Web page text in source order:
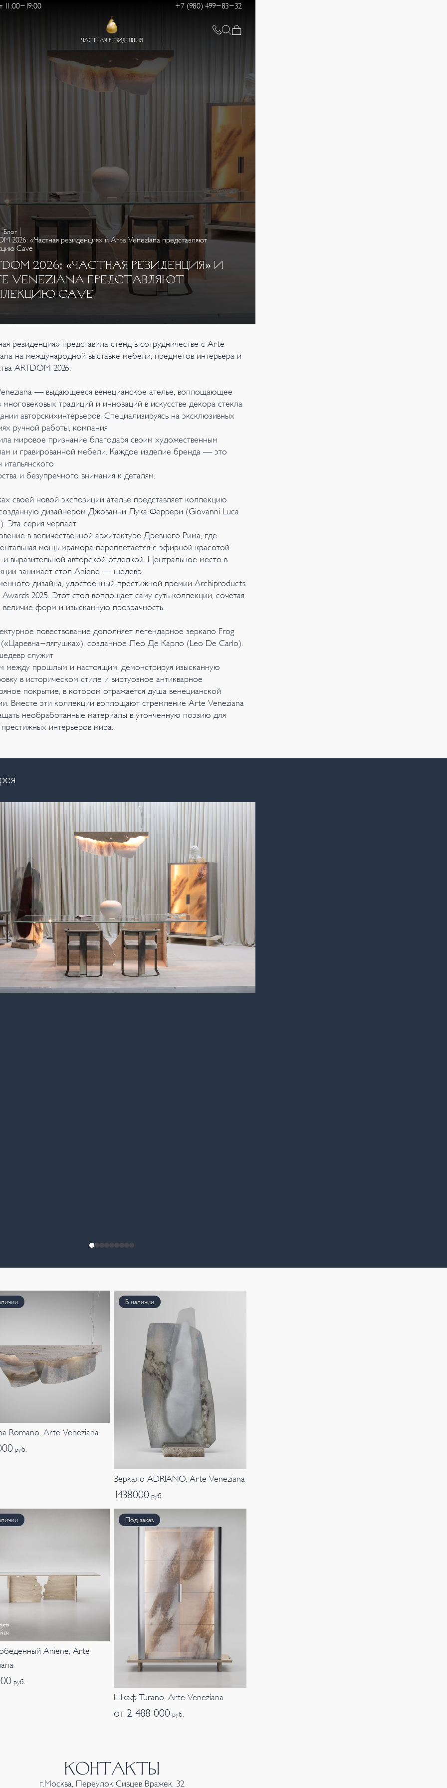
11:00-19:00 +7 (980) 499-83-32
Блог
2026: «Частная резиденция» и Arte Veneziana представляют
Cave
2026: «ЧАСТНАЯ РЕЗИДЕНЦИЯ» И
VENEZIANA ПРЕДСТАВЛЯЮТ
CAVE
резиденция» представила стенд в сотрудничестве с Arte
на международной выставке мебели, предметов интерьера и
ARTDOM 2026.
— выдающееся венецианское ателье, воплощающее
многовековых традиций и инноваций в искусстве декора стекла
авторскихинтерьеров. Специализируясь на эксклюзивных
ручной работы, компания
мировое признание благодаря своим художественным
и гравированной мебели. Каждое изделие бренда — это
итальянского
и безупречного внимания к деталям.
своей новой экспозиции ателье представляет коллекцию
дизайнером Джованни Лука Феррери (Giovanni Luca
Эта серия черпает
в величественной архитектуре Древнего Рима, где
мощь мрамора переплетается с эфирной красотой
и выразительной авторской отделкой. Центральное место в
занимает стол Aniene — шедевр
дизайна, удостоенный престижной премии Archiproducts
Awards 2025. Этот стол воплощает саму суть коллекции, сочетая
величие форм и изысканную прозрачность.
повествование дополняет легендарное зеркало Frog
(«Царевна-лягушка»), созданное Лео Де Карло (Leo De Carlo).
служит
между прошлым и настоящим, демонстрируя изысканную
в историческом стиле и виртуозное антикварное
покрытие, в котором отражается душа венецианской
Вместе эти коллекции воплощают стремление Arte Veneziana
необработанные материалы в утонченную поэзию для
интерьеров мира.
Romano, Arte Veneziana
руб.
В наличии
Зеркало ADRIANO, Arte Veneziana
1438000 руб.
Aniene, Arte
руб.
Под заказ
Шкаф Turano, Arte Veneziana
от 2 488 000 руб.
КОНТАКТЫ
г.Москва, Переулок Сивцев Вражек, 32